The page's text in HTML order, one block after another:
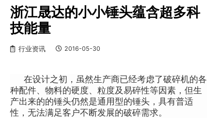
浙江晟达的小小锤头蕴含超多科
技能量
行业资讯 2016-05-30
在设计之初，虽然生产商已经考虑了破碎机的各
种配件、物料的硬度、粒度及易碎性等因素，但生
产出来的的锤头仍然是通用型的锤头，具有普适
性，无法满足客户不断发展的破碎需求。